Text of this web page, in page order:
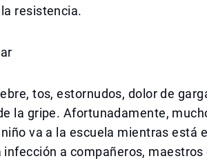
resistencia.
tos, estornudos, dolor de
la gripe. Afortunadamente,
va a la escuela mientras está
a compañeros, maestros